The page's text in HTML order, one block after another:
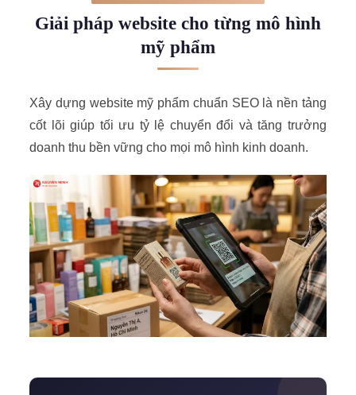
Giải pháp website cho từng mô hình
mỹ phẩm
Xây dựng website mỹ phẩm chuẩn SEO là nền tảng
cốt lõi giúp tối ưu tỷ lệ chuyển đổi và tăng trưởng
doanh thu bền vững cho mọi mô hình kinh doanh.